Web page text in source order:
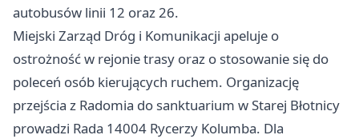
autobusów linii 12 oraz 26.
Miejski Zarząd Dróg i Komunikacji apeluje o
ostrożność w rejonie trasy oraz o stosowanie się do
poleceń osób kierujących ruchem. Organizację
przejścia z Radomia do sanktuarium w Starej Błotnicy
prowadzi Rada 14004 Rycerzy Kolumba. Dla